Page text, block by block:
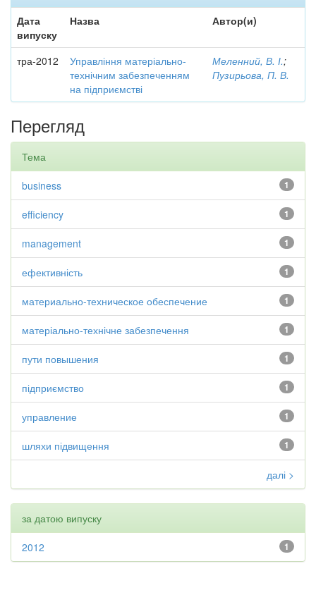
Дата
випуску
Назва Автор(и)
тра-2012
Управління матеріально-
технічним забезпеченням
на підприємстві
Меленний, В. І.;
Пузирьова, П. В.
Перегляд
Тема
1
business
1
efficiency
1
management
1
ефективність
1
материально-техническое обеспечение
1
матеріально-технічне забезпечення
1
пути повышения
1
підприємство
1
управление
1
шляхи підвищення
далі >
за датою випуску
1
2012